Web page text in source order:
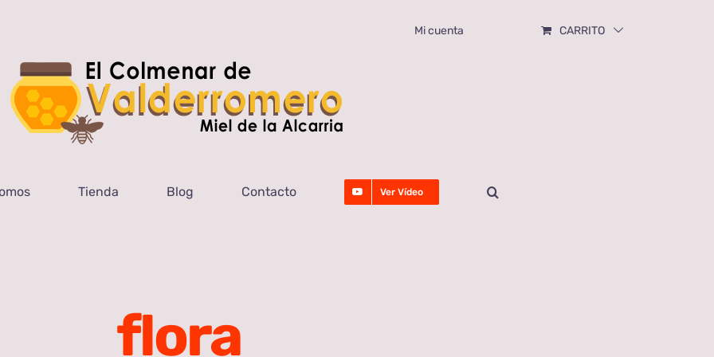
Mi cuenta CARRITO
Tienda Blog Contacto Ver Vídeo
flora